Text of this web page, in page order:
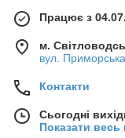
Працює з
м.
вул.
Контакти
Сьогодні
Показати весь